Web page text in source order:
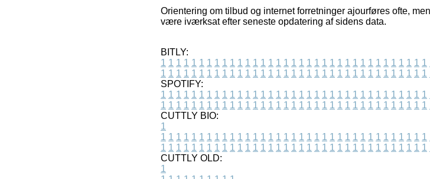
Orientering om tilbud og internet forretninger ajourføres ofte,
være iværksat efter seneste opdatering af sidens data.
BITLY:
1 1 1 1 1 1 1 1 1 1 1 1 1 1 1 1 1 1 1 1 1 1 1 1 1 1 1 1 1 1 1 1 1 1 1
1 1 1 1 1 1 1 1 1 1 1 1 1 1 1 1 1 1 1 1 1 1 1 1 1 1 1 1 1 1 1 1 1 1 1
SPOTIFY:
1 1 1 1 1 1 1 1 1 1 1 1 1 1 1 1 1 1 1 1 1 1 1 1 1 1 1 1 1 1 1 1 1 1 1
1 1 1 1 1 1 1 1 1 1 1 1 1 1 1 1 1 1 1 1 1 1 1 1 1 1 1 1 1 1 1 1 1 1 1
CUTTLY BIO:
1
1 1 1 1 1 1 1 1 1 1 1 1 1 1 1 1 1 1 1 1 1 1 1 1 1 1 1 1 1 1 1 1 1 1 1
1 1 1 1 1 1 1 1 1 1 1 1 1 1 1 1 1 1 1 1 1 1 1 1 1 1 1 1 1 1 1 1 1 1 1
CUTTLY OLD:
1